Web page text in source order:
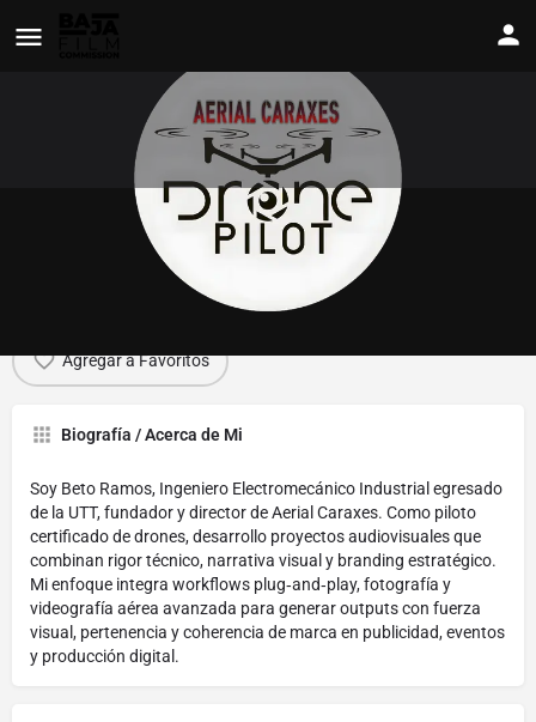
Beto Ramos
Contáctame
Agregar a Favoritos
Biografía / Acerca de Mi
Soy Beto Ramos, Ingeniero Electromecánico Industrial egresado
de la UTT, fundador y director de Aerial Caraxes. Como piloto
certificado de drones, desarrollo proyectos audiovisuales que
combinan rigor técnico, narrativa visual y branding estratégico.
Mi enfoque integra workflows plug‑and‑play, fotografía y
videografía aérea avanzada para generar outputs con fuerza
visual, pertenencia y coherencia de marca en publicidad, eventos
y producción digital.